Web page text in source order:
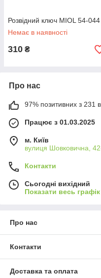
Розвідний ключ MIOL 54-044
Немає в наявності
310 ₴
Про нас
97% позитивних з 231
Працює з 01.03.2025
м. Київ
вулиця Шовковична,
Контакти
Сьогодні вихідний
Показати весь
Про нас
Контакти
Доставка та оплата